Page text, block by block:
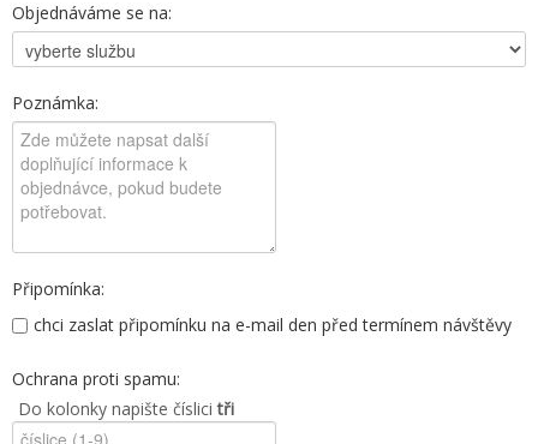
Objednáváme se na:
Poznámka:
Připomínka:
chci zaslat připomínku na e-mail den před termínem návštěvy
Ochrana proti spamu:
Do kolonky napište číslicitři